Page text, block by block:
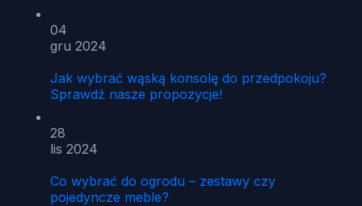
04
gru 2024
Jak wybrać wąską konsolę do przedpokoju?
Sprawdź nasze propozycje!
28
lis 2024
Co wybrać do ogrodu – zestawy czy
pojedyncze meble?